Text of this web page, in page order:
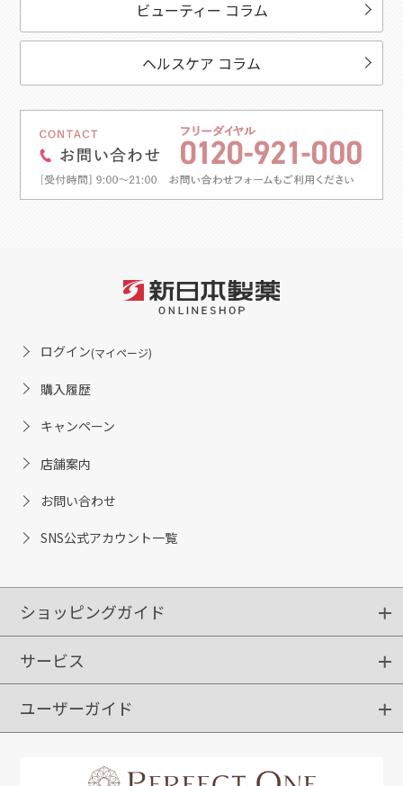
ビューティー コラム
ヘルスケア コラム
ログイン(マイページ)
購入履歴
キャンペーン
店舗案内
お問い合わせ
SNS公式アカウント一覧
ショッピングガイド
ショッピングガイド
ご注文方法
送料・配送
クーポンご利用方法
サービス
定期購入
ポイントサービス
お知らせメール
ユーザーガイド